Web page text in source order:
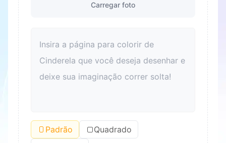
Carregar foto
Padrão
Quadrado